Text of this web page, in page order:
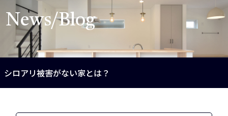
News/Blog
シロアリ被害がない家とは？